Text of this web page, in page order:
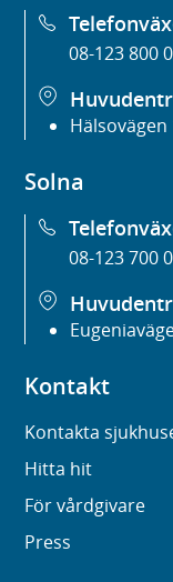
08-123 800
Hälsovägen
Solna
08-123 700
Kontakt
Kontakta
Hitta hit
För vårdgivare
Press